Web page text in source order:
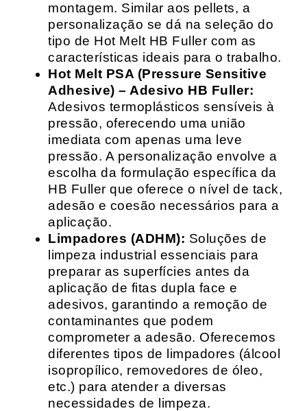
montagem. Similar aos pellets, a
personalização se dá na seleção do
tipo de Hot Melt HB Fuller com as
características ideais para o trabalho.
Hot Melt PSA (Pressure Sensitive
Adhesive) – Adesivo HB Fuller:
Adesivos termoplásticos sensíveis à
pressão, oferecendo uma união
imediata com apenas uma leve
pressão. A personalização envolve a
escolha da formulação específica da
HB Fuller que oferece o nível de tack,
adesão e coesão necessários para a
aplicação.
Limpadores (ADHM): Soluções de
limpeza industrial essenciais para
preparar as superfícies antes da
aplicação de fitas dupla face e
adesivos, garantindo a remoção de
contaminantes que podem
comprometer a adesão. Oferecemos
diferentes tipos de limpadores (álcool
isopropílico, removedores de óleo,
etc.) para atender a diversas
necessidades de limpeza.